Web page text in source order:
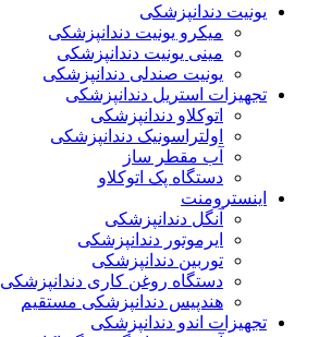
یونیت دندانپزشکی
میکرو یونیت دندانپزشکی
مینی یونیت دندانپزشکی
یونیت صندلی دندانپزشکی
تجهیزات استریل دندانپزشکی
اتوکلاو دندانپزشکی
اولتراسونیک دندانپزشکی
آب مقطر ساز
دستگاه پک اتوکلاو
اینسترومنت
آنگل دندانپزشکی
ایرموتور دندانپزشکی
توربین دندانپزشکی
دستگاه روغن کاری دندانپزشکی
هندپیس دندانپزشکی مستقیم
تجهیزات اندو دندانپزشکی